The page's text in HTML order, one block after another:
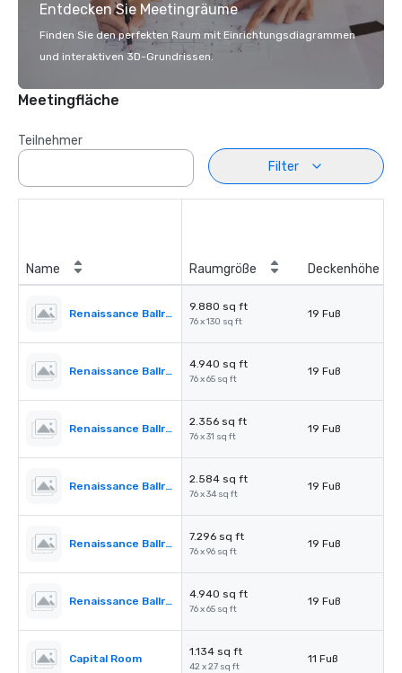
Entdecken Sie Meetingräume
Finden Sie den perfekten Raum mit Einrichtungsdiagrammen
und interaktiven 3D-Grundrissen.
Meetingfläche
Teilnehmer
Filter
Name Raumgröße Deckenhöhe
Renaissance Ballroom
9.880 sq ft
76 x 130 sq ft
19 Fuß
Renaissance Ballroom - Section l
4.940 sq ft
76 x 65 sq ft
19 Fuß
Renaissance Ballroom - Section ll
2.356 sq ft
76 x 31 sq ft
19 Fuß
Renaissance Ballroom - Section lll
2.584 sq ft
76 x 34 sq ft
19 Fuß
Renaissance Ballroom - Section I & II
7.296 sq ft
76 x 96 sq ft
19 Fuß
Renaissance Ballroom - Section II & III
4.940 sq ft
76 x 65 sq ft
19 Fuß
Capital Room
1.134 sq ft
42 x 27 sq ft
11 Fuß